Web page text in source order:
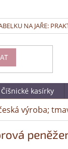
NA JAŘE:
Číšnické kasírky
výroba;